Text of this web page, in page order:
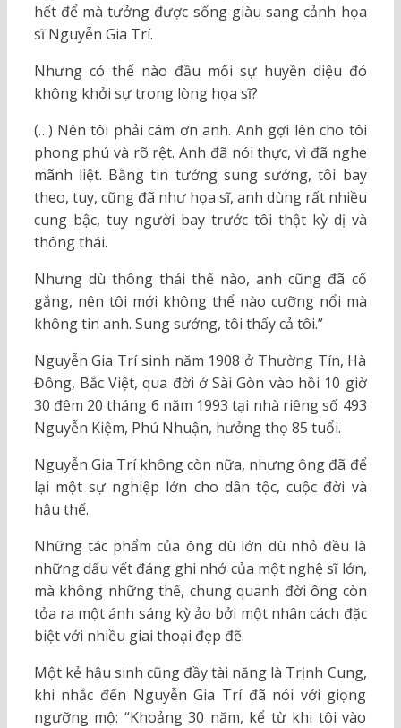
hết để mà tưởng được sống giàu sang cảnh họa
sĩ Nguyễn Gia Trí.
Nhưng có thể nào đầu mối sự huyền diệu đó
không khởi sự trong lòng họa sĩ?
(…) Nên tôi phải cám ơn anh. Anh gợi lên cho tôi
phong phú và rõ rệt. Anh đã nói thực, vì đã nghe
mãnh liệt. Bằng tin tưởng sung sướng, tôi bay
theo, tuy, cũng đã như họa sĩ, anh dùng rất nhiều
cung bậc, tuy người bay trước tôi thật kỳ dị và
thông thái.
Nhưng dù thông thái thế nào, anh cũng đã cố
gắng, nên tôi mới không thể nào cưỡng nổi mà
không tin anh. Sung sướng, tôi thấy cả tôi.”
Nguyễn Gia Trí sinh năm 1908 ở Thường Tín, Hà
Đông, Bắc Việt, qua đời ở Sài Gòn vào hồi 10 giờ
30 đêm 20 tháng 6 năm 1993 tại nhà riêng số 493
Nguyễn Kiệm, Phú Nhuận, hưởng thọ 85 tuổi.
Nguyễn Gia Trí không còn nữa, nhưng ông đã để
lại một sự nghiệp lớn cho dân tộc, cuộc đời và
hậu thế.
Những tác phẩm của ông dù lớn dù nhỏ đều là
những dấu vết đáng ghi nhớ của một nghệ sĩ lớn,
mà không những thế, chung quanh đời ông còn
tỏa ra một ánh sáng kỳ ảo bởi một nhân cách đặc
biệt với nhiều giai thoại đẹp đẽ.
Một kẻ hậu sinh cũng đầy tài năng là Trịnh Cung,
khi nhắc đến Nguyễn Gia Trí đã nói với giọng
ngưỡng mộ: “Khoảng 30 năm, kể từ khi tôi vào